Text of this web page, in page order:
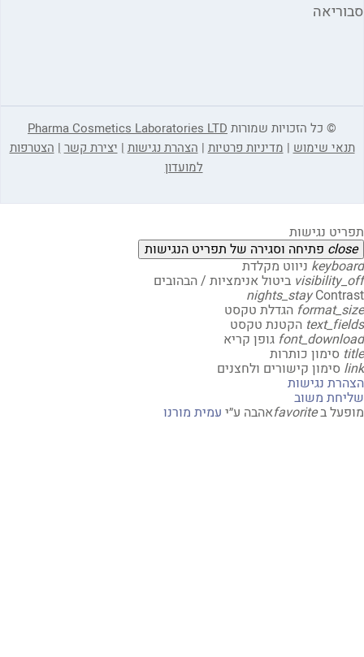
© כל הזכויות שמורותPharma Cosmetics Laboratories LTD
שימוש|מדיניות פרטיות|הצהרת נגישות|יצירת קשר | הצטרפות
למועדון
נגישות
פתיחה וסגירה של תפריט הנגישות
ניווט מקלדת
ביטול אנימציות / הבהובים
nights_stay
הגדלת טקסט
הקטנת טקסט
גופן קריא
סימון כותרות
סימון קישורים ולחצנים
נגישות
משוב
בfavoriteאהבהע״יעמית מורנו